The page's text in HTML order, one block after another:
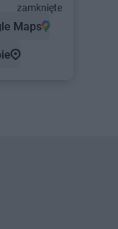
zamknięte
Maps